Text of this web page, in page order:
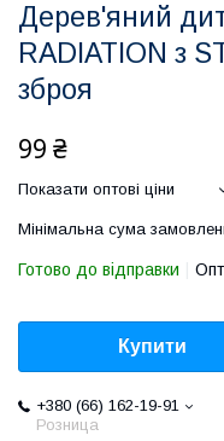
Дерев'яний
RADIATION з
зброя
99 ₴
Показати оптові ціни
Мінімальна сума
Готово до відправки
Купити
+380 (66) 162-19-91
Розница